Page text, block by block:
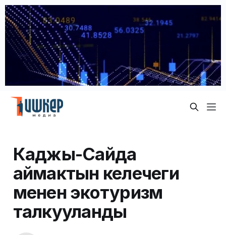
Каджы-Сайда
аймактын келечеги
менен экотуризм
талкууланды